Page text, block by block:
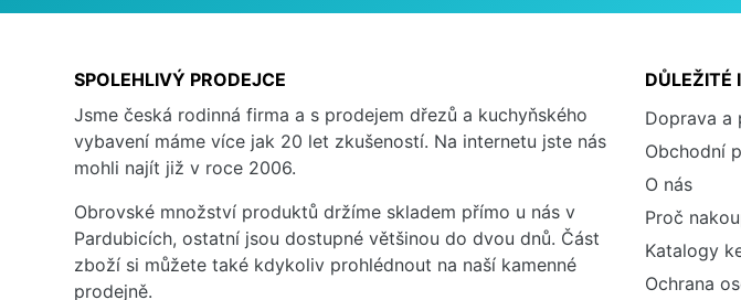
SPOLEHLIVÝ PRODEJCE
Jsme česká rodinná firma a s prodejem dřezů a kuchyňského
vybavení máme více jak 20 let zkušeností. Na internetu jste nás
mohli najít již v roce 2006.
Obrovské množství produktů držíme skladem přímo u nás v
Pardubicích, ostatní jsou dostupné většinou do dvou dnů. Část
zboží si můžete také kdykoliv prohlédnout na naší kamenné
prodejně.
DŮLEŽITÉ
Doprava a
Obchodní
O nás
Proč
Katalogy
Ochrana